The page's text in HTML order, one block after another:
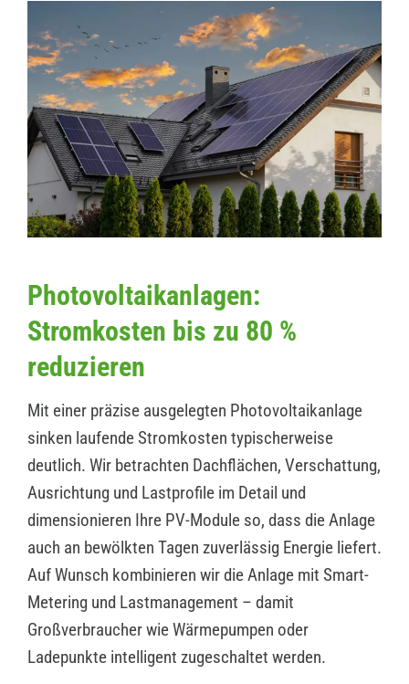
Photovoltaikanlagen:
Stromkosten bis zu 80 %
reduzieren
Mit einer präzise ausgelegten Photovoltaikanlage
sinken laufende Stromkosten typischerweise
deutlich. Wir betrachten Dachflächen, Verschattung,
Ausrichtung und Lastprofile im Detail und
dimensionieren Ihre PV-Module so, dass die Anlage
auch an bewölkten Tagen zuverlässig Energie liefert.
Auf Wunsch kombinieren wir die Anlage mit Smart-
Metering und Lastmanagement – damit
Großverbraucher wie Wärmepumpen oder
Ladepunkte intelligent zugeschaltet werden.